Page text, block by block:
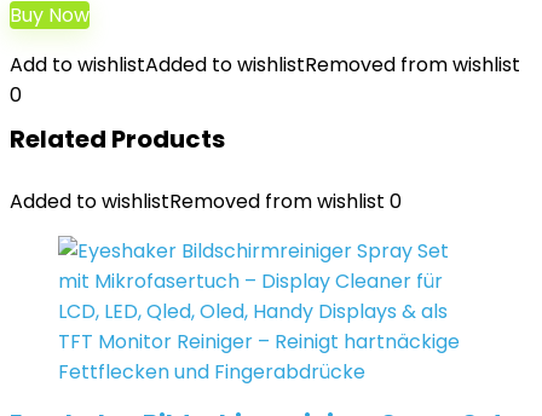
Buy Now
Add to wishlistAdded to wishlistRemoved from wishlist
0
Related Products
Added to wishlistRemoved from wishlist 0